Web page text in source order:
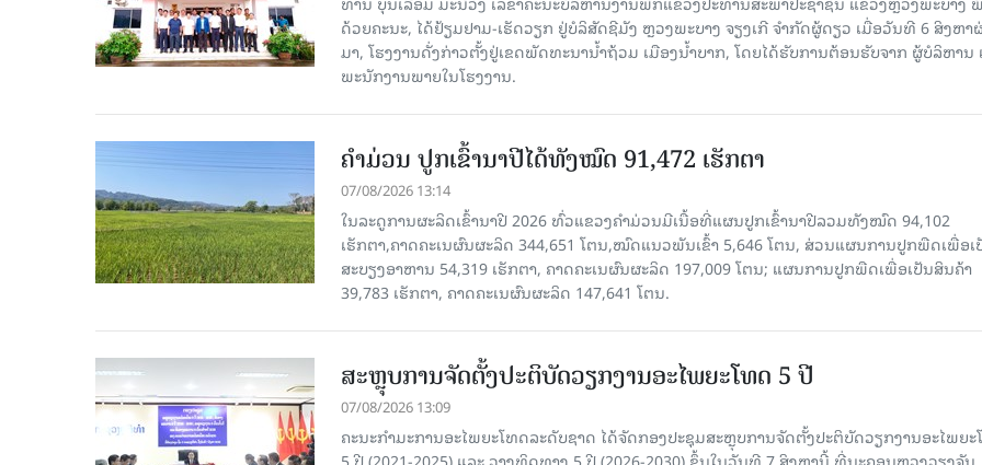
ດ້ວຍຄະນະ, ໄດ້ຢ້ຽມຢາມ-ເຮັດວຽກ ຢູ່ບໍລິສັດຊີມັງ ຫຼວງພະບາງ ຈຽງເກີ ຈໍາກັດຜູ້ດຽວ ເມື່ອ​ວັນ​ທີ 6 ສິງ​ຫາ​
ມາ, ໂຮງ​ງານ​ດັ່ງ​ກ່າວຕັ້ງຢູ່ເຂດພັດທະນານ້ຳຖ້ວມ ເມືອງນໍ້າບາກ, ໂດຍໄດ້ຮັບການຕ້ອນຮັບຈາກ ຜູ້ບໍລິຫານ
ພະນັກງານພາຍໃນໂຮງງານ.
ຄໍາມ່ວນ ປູກເຂົ້ານາປີໄດ້ທັງໝົດ 91,472 ເຮັກຕາ
07/08/2026 13:14
ໃນລະດູການຜະລິດເຂົ້ານາປີ 2026 ທົ່ວແຂວງຄໍາມ່ວນມີເນື້ອທີ່ແຜນປູກເຂົ້ານາປີລວມທັງໝົດ 94,102
ເຮັກຕາ,ຄາດຄະເນຜົນຜະລິດ 344,651 ໂຕນ,ໝົດແນວພັນເຂົ້າ 5,646 ໂຕນ, ສ່ວນແຜນການປູກພືດເພື່ອເ
ສະບຽງອາຫານ 54,319 ເຮັກຕາ, ຄາດຄະເນຜົນຜະລິດ 197,009 ໂຕນ; ແຜນການປູກພືດເພື່ອເປັນສິນຄ້າ
39,783 ເຮັກຕາ, ຄາດຄະເນຜົນຜະລິດ 147,641 ໂຕນ.
ສະຫຼຸບການຈັດຕັ້ງປະຕິບັດວຽກງານອະໄພຍະໂທດ 5 ປີ
07/08/2026 13:09
ຄະນະກຳມະການອະໄພຍະໂທດລະດັບຊາດ ໄດ້ຈັດກອງປະຊຸມສະຫຼຸບການຈັດຕັ້ງປະຕິບັດວຽກງານອະໄພຍ